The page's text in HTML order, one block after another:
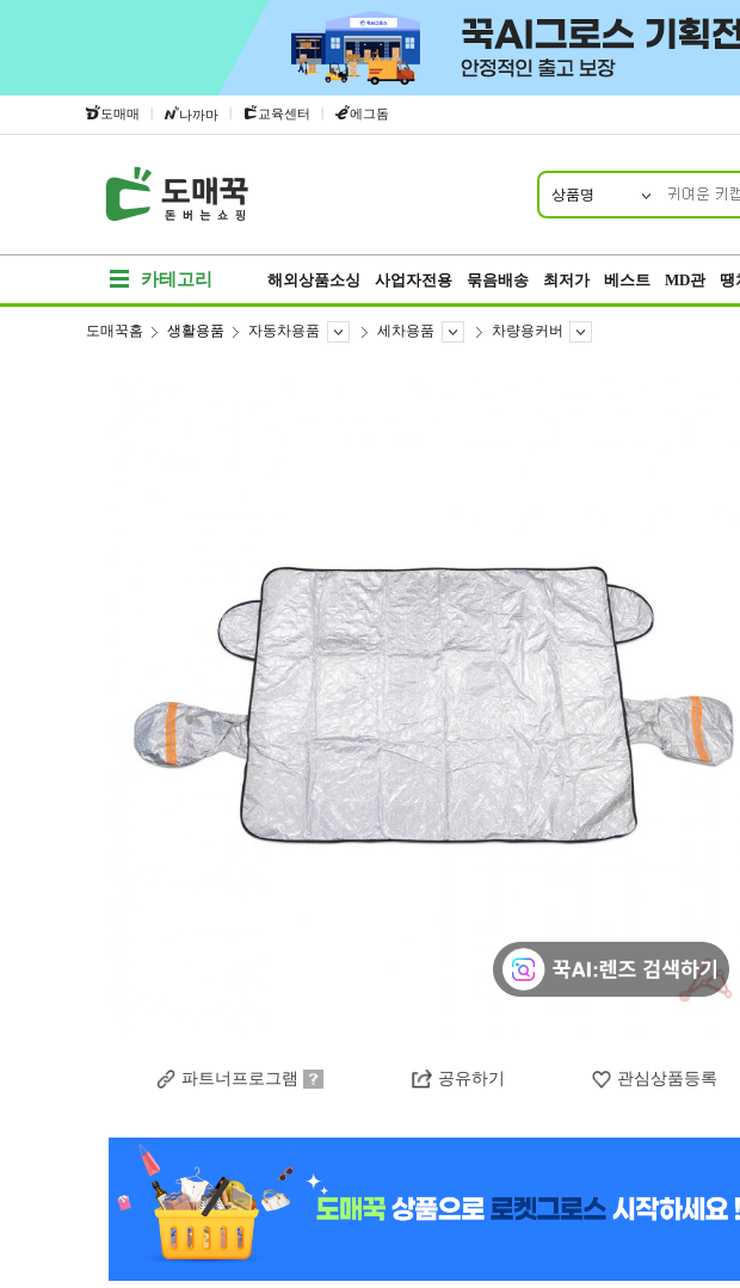
도매매 | 나까마 | 교육센터 | 에그돔
상품명
카테고리 해외상품소싱 사업자전용 묶음배송 최저가 베스트 MD관 땡
도매꾹홈 생활용품 자동차용품 세차용품 차량용커버
파트너프로그램 공유하기 관심상품등록